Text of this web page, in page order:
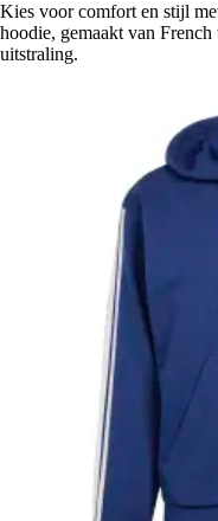
Kies voor comfort en stijl
hoodie, gemaakt van
uitstraling.